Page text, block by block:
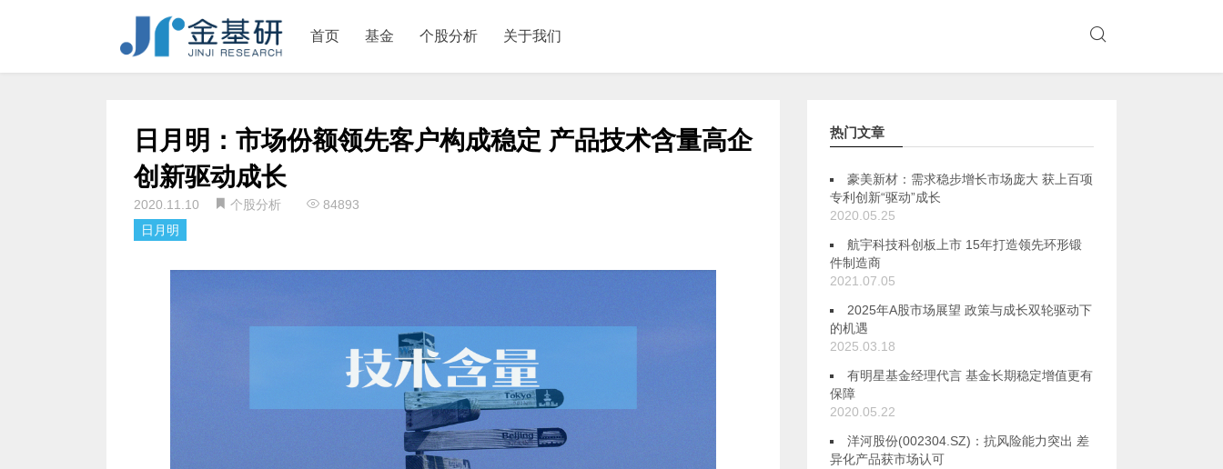
首页 基金 个股分析 关于我们
日月明：市场份额领先客户构成稳定 产品技术含量高企
创新驱动成长
2020.11.10 个股分析
84893
日月明
热门文章
豪美新材：需求稳步增长市场庞大 获上百项
专利创新“驱动”成长
2020.05.25
航宇科技科创板上市 15年打造领先环形锻
件制造商
2021.07.05
2025年A股市场展望 政策与成长双轮驱动下
的机遇
2025.03.18
有明星基金经理代言 基金长期稳定增值更有
保障
2020.05.22
洋河股份(002304.SZ)：抗风险能力突出 差
异化产品获市场认可